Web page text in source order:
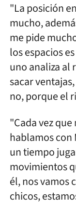
"La posición
mucho,
me pide
los espacios
uno analiza al
sacar
no, porque el
"Cada vez
hablamos con
un tiempo
movimientos
él, nos vamos
chicos,